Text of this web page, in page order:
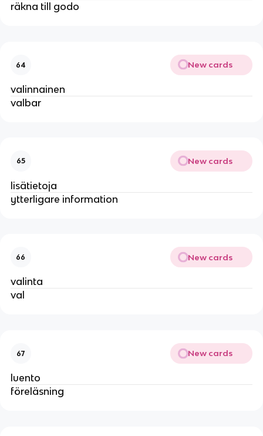
räkna till godo
64 New cards
valinnainen
valbar
65 New cards
lisätietoja
ytterligare information
66 New cards
valinta
val
67 New cards
luento
föreläsning